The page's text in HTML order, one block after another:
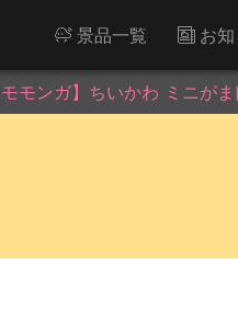
景品一覧 お
モモンガ】ちいかわ ミニが